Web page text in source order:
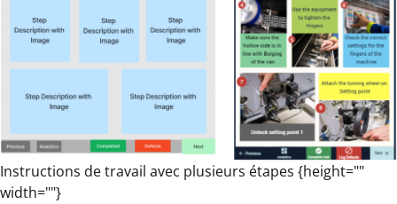
Instructions de travail avec plusieurs étapes {height=""
width=""}